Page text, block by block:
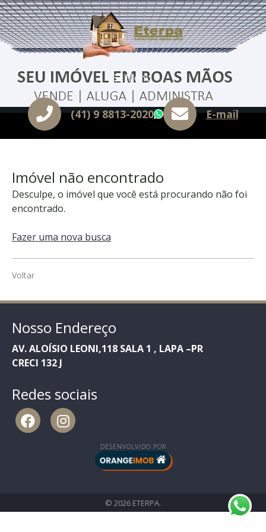
Menu
(41) 9 8813-2020 WhatsApp
E-mail
Imóvel não encontrado
Desculpe, o imóvel que você está procurando não foi
encontrado.
Fazer uma nova busca
Voltar
Nosso Endereço
AV. ALOÍSIO LEONI,118 SALA 1 , LAPA –PR
CRECI 132 J
Redes sociais
DESENVOLVIDO POR
© 2026 ETERPA.